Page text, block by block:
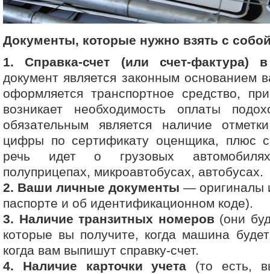
Документы, которые нужно взять с
1. Справка-счет (или счет-фактура)
документ является законным основанием
оформляется транспортное средство,
возникает необходимость оплаты
обязательным является наличие
цифры по сертификату оценщика, плюс
речь идет о грузовых
полуприцепах, микроавтобусах, автобусах.
2. Ваши личные документы — оригиналы
паспорте и об идентификационном коде).
3. Наличие транзитных номеров (они
которые вы получите, когда машина
когда вам выпишут справку-счет.
4. Наличие карточки учета (то есть,